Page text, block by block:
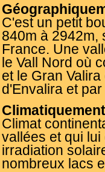
C'est un petit
840m à 2942m,
France. Une
le Vall Nord où
et le Gran
d'Envalira et
Climatiquement
Climat
vallées et qui
irradiation
nombreux lacs